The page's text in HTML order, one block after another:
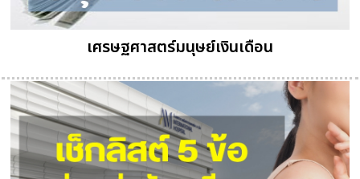
เศรษฐศาสตร์มนุษย์เงินเดือน